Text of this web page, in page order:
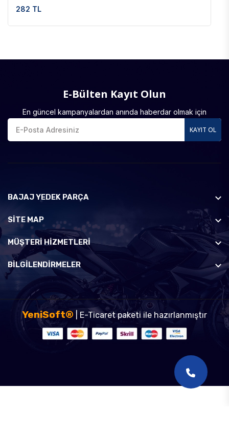
282 TL
E-Bülten Kayıt Olun
En güncel kampanyalardan anında haberdar olmak için
KAYIT OL
BAJAJ YEDEK PARÇA
SİTE MAP
MÜŞTERI HIZMETLERI
BILGILENDIRMELER
YeniSoft®| E-Ticaret paketi ile hazırlanmıştır